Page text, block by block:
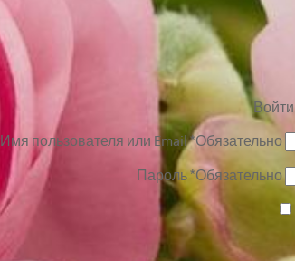
Войти
Имя пользователя или Email*Обязательно
Пароль*Обязательно